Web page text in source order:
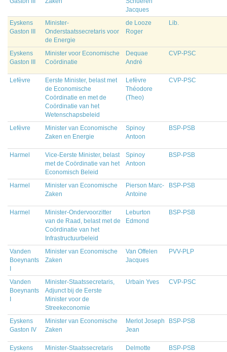
Jacques
Eyskens
Gaston III
Minister-
Onderstaatssecretaris voor
de Energie
de Looze
Roger
Lib.
Eyskens
Gaston III
Minister voor Economische
Coördinatie
Dequae
André
CVP-PSC
Lefèvre
Eerste Minister, belast met
de Economische
Coördinatie en met de
Coördinatie van het
Wetenschapsbeleid
Lefèvre
Théodore
(Theo)
CVP-PSC
Lefèvre
Minister van Economische
Zaken en Energie
Spinoy
Antoon
BSP-PSB
Harmel
Vice-Eerste Minister, belast
met de Coördinatie van het
Economisch Beleid
Spinoy
Antoon
BSP-PSB
Harmel
Minister van Economische
Zaken
Pierson Marc-
Antoine
BSP-PSB
Harmel
Minister-Ondervoorzitter
van de Raad, belast met de
Coördinatie van het
Infrastructuurbeleid
Leburton
Edmond
BSP-PSB
Vanden
Boeynants
Minister van Economische
Zaken
Van Offelen
Jacques
PVV-PLP
Vanden
Boeynants
Minister-Staatssecretaris,
Adjunct bij de Eerste
Minister voor de
Streekeconomie
Urbain Yves CVP-PSC
Eyskens
Gaston IV
Minister van Economische
Zaken
Merlot Joseph
Jean
BSP-PSB
Eyskens
Minister-Staatssecretaris
Delmotte
BSP-PSB